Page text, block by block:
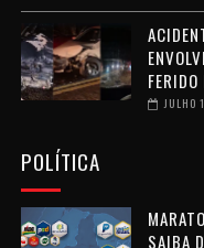
JULHO
POLÍTICA
SAIBA